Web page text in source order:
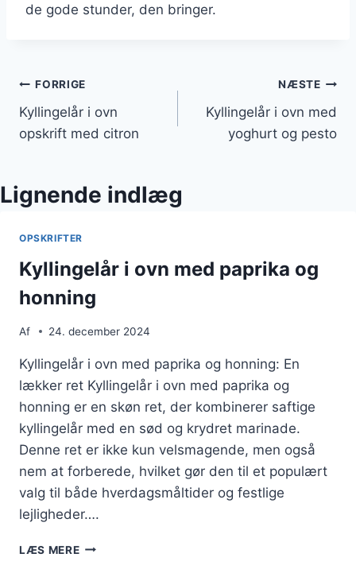
de gode stunder, den bringer.
Indlægsnavigation
FORRIGE
Kyllingelår i ovn
opskrift med citron
NÆSTE
Kyllingelår i ovn med
yoghurt og pesto
Lignende indlæg
OPSKRIFTER
Kyllingelår i ovn med paprika og
honning
Af 24. december 2024
Kyllingelår i ovn med paprika og honning: En
lækker ret Kyllingelår i ovn med paprika og
honning er en skøn ret, der kombinerer saftige
kyllingelår med en sød og krydret marinade.
Denne ret er ikke kun velsmagende, men også
nem at forberede, hvilket gør den til et populært
valg til både hverdagsmåltider og festlige
lejligheder….
LÆS MEREKYLLINGELÅR